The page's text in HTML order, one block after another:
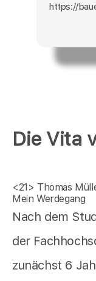
Die Vita
<21> Thomas
Mein Werdegang
Nach dem
der
zunächst 6
https://